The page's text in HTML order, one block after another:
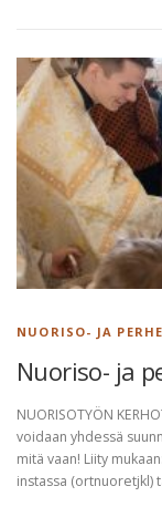
NUORISO- JA
Nuoriso- ja
NUORISOTYÖN
voidaan yhdessä
mitä vaan! Liity
instassa (ortnuoretjkl)